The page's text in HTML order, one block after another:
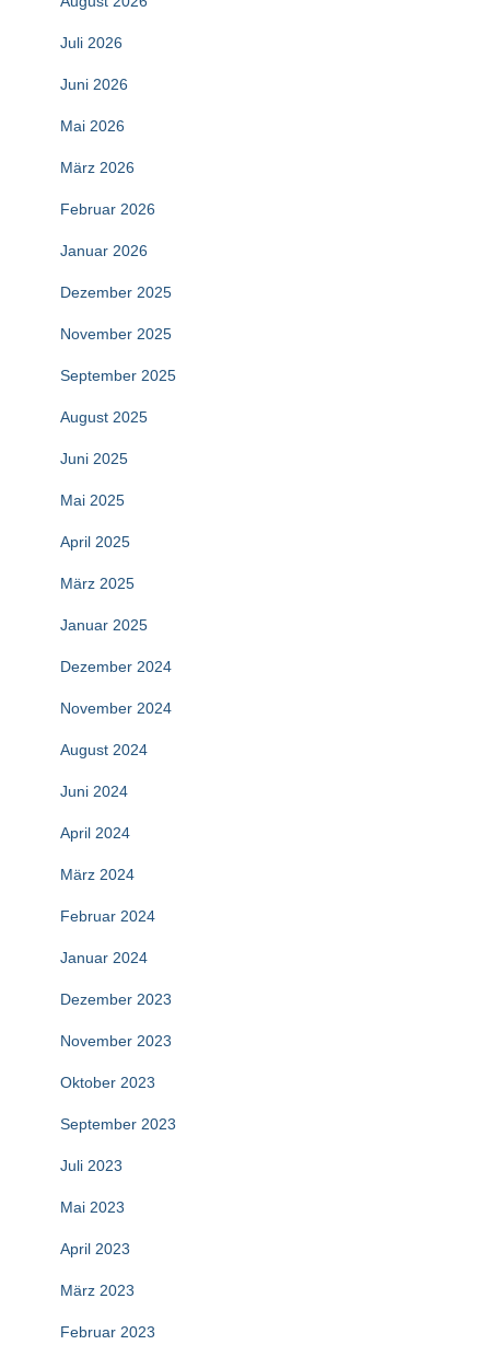
Juli 2026
Juni 2026
Mai 2026
März 2026
Februar 2026
Januar 2026
Dezember 2025
November 2025
September 2025
August 2025
Juni 2025
Mai 2025
April 2025
März 2025
Januar 2025
Dezember 2024
November 2024
August 2024
Juni 2024
April 2024
März 2024
Februar 2024
Januar 2024
Dezember 2023
November 2023
Oktober 2023
September 2023
Juli 2023
Mai 2023
April 2023
März 2023
Februar 2023